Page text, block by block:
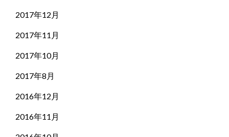
2017年12月
2017年11月
2017年10月
2017年8月
2016年12月
2016年11月